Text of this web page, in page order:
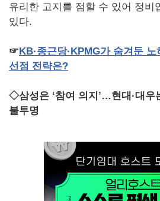
유리한 고지를 점할 수 있어 정비
있다.
☞KB·종근당·KPMG가 숨겨둔 노
선점 전략은?
◇삼성은 ‘참여 의지’…현대·대우
불투명